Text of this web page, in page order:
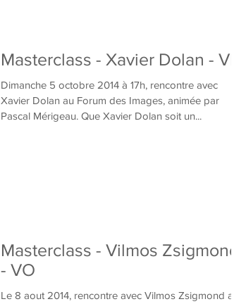
Masterclass - Xavier Dolan - VF
Dimanche 5 octobre 2014 à 17h, rencontre avec
Xavier Dolan au Forum des Images, animée par
Pascal Mérigeau. Que Xavier Dolan soit un...
Masterclass - Vilmos Zsigmond
- VO
Le 8 aout 2014, rencontre avec Vilmos Zsigmond au